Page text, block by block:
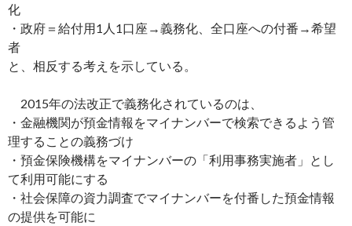
化
・政府＝給付用1人1口座→義務化、全口座への付番→希望
者
と、相反する考えを示している。
2015年の法改正で義務化されているのは、
・金融機関が預金情報をマイナンバーで検索できるよう管
理することの義務づけ
・預金保険機構をマイナンバーの「利用事務実施者」とし
て利用可能にする
・社会保障の資力調査でマイナンバーを付番した預金情報
の提供を可能に